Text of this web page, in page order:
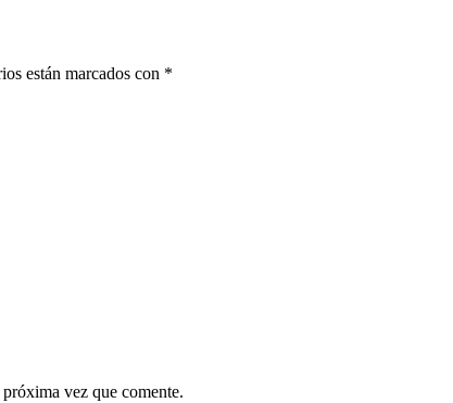
están marcados con *
vez que comente.